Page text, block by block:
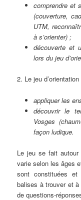
comprendre et
(couverture,
UTM,
à s’orienter) ;
découverte et
lors du jeu
2. Le jeu
appliquer les
découvrir le
Vosges
façon ludique.
Le jeu se fait
varie selon les âges
sont constituées
balises à trouver et à
de questions-